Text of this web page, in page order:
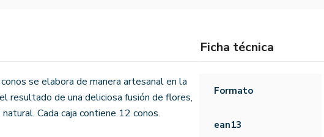
se elabora de manera artesanal en la
resultado de una deliciosa fusión de flores,
Cada caja contiene 12 conos.
Ficha técnica
Formato
ean13